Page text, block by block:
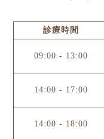
診療時間
09:00 - 13:00
14:00 - 17:00
14:00 - 18:00